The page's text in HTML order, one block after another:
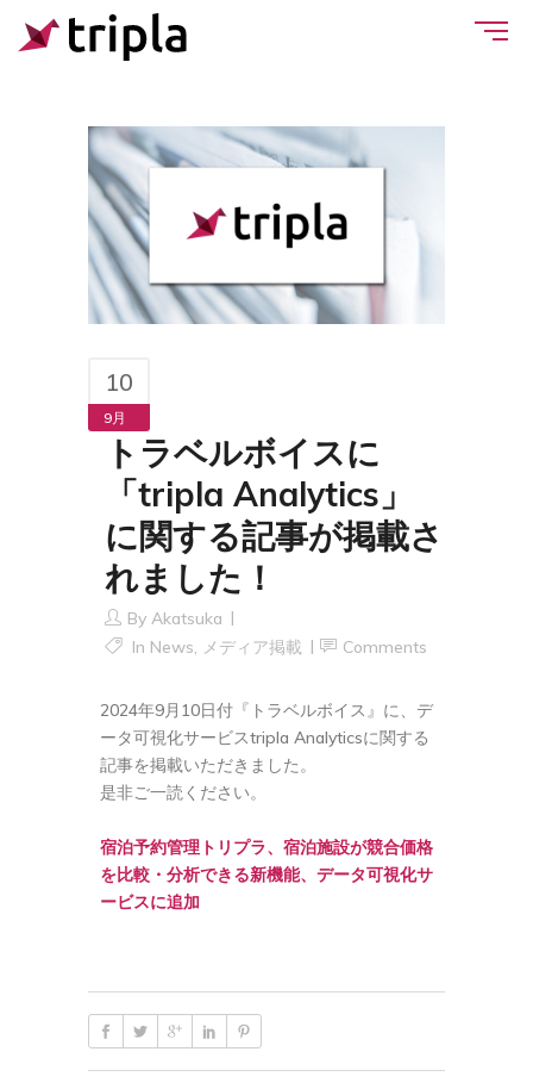
10
9月
トラベルボイスに
「tripla Analytics」
に関する記事が掲載さ
れました！
By Akatsuka
In News, メディア掲載 Comments
2024年9月10日付『トラベルボイス』に、デ
ータ可視化サービスtripla Analyticsに関する
記事を掲載いただきました。
是非ご一読ください。
宿泊予約管理トリプラ、宿泊施設が競合価格
を比較・分析できる新機能、データ可視化サ
ービスに追加